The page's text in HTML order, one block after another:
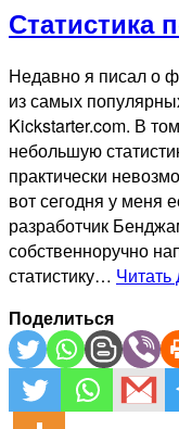
Статистика
Недавно я писал о
из самых
Kickstarter.com. В
небольшую
практически
вот сегодня у меня
разработчик
собственноручно
статистику… Читать
Поделиться